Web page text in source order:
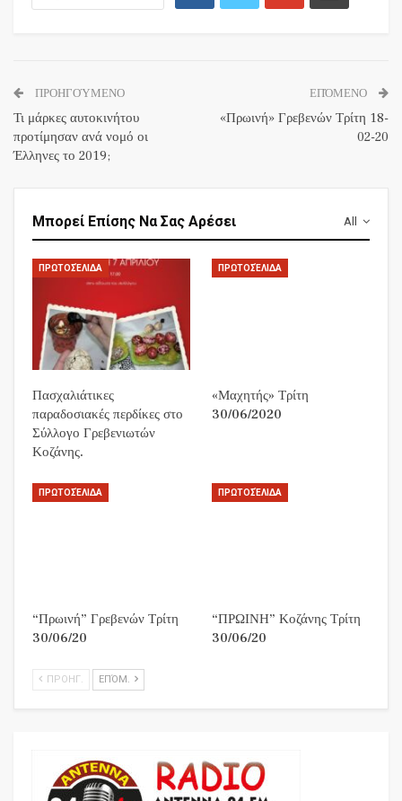
ΠΡΟΗΓΟΎΜΕΝΟ
Τι μάρκες αυτοκινήτου
προτίμησαν ανά νομό οι
Έλληνες το 2019;
ΕΠΌΜΕΝΟ
«Πρωινή» Γρεβενών Τρίτη 18-
02-20
All
Μπορεί Επίσης Να Σας Αρέσει
ΠΡΩΤΟΣΈΛΙΔΑ
Πασχαλιάτικες
παραδοσιακές περδίκες στο
Σύλλογο Γρεβενιωτών
Κοζάνης.
ΠΡΩΤΟΣΈΛΙΔΑ
«Μαχητής» Τρίτη
30/06/2020
ΠΡΩΤΟΣΈΛΙΔΑ
“Πρωινή” Γρεβενών Τρίτη
30/06/20
ΠΡΩΤΟΣΈΛΙΔΑ
“ΠΡΩΙΝΗ” Κοζάνης Τρίτη
30/06/20
ΠΡΟΗΓ. ΕΠΌΜ.